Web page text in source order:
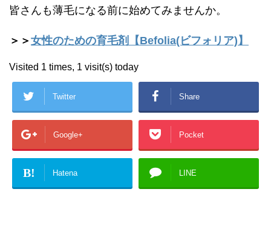
皆さんも薄毛になる前に始めてみませんか。
＞＞女性のための育毛剤【Befolia(ビフォリア)】
Visited 1 times, 1 visit(s) today
Twitter Share
Google+ Pocket
B! Hatena LINE